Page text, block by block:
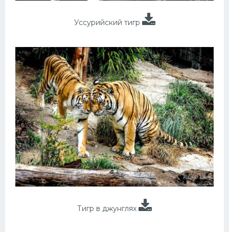
Уссурийский тигр
Тигр в джунглях